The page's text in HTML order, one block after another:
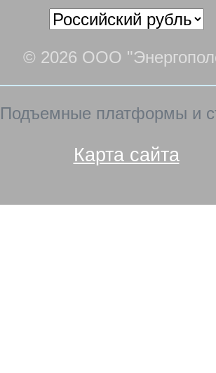
© 2026 ООО
Подъемные платформы и
Карта сайта